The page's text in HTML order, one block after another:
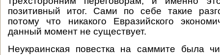
позитивный итог. Сами по себе такие
потому что никакого Евразийского
данный момент не существует.
Неукраинская повестка на саммите была